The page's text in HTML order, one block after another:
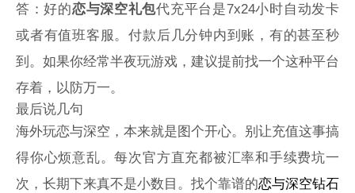
答：好的恋与深空礼包代充平台是7x24小时自动发卡
或者有值班客服。付款后几分钟内到账，有的甚至秒
到。如果你经常半夜玩游戏，建议提前找一个这种平台
存着，以防万一。
最后说几句
海外玩恋与深空，本来就是图个开心。别让充值这事搞
得你心烦意乱。每次官方直充都被汇率和手续费坑一
次，长期下来真不是小数目。找个靠谱的恋与深空钻石